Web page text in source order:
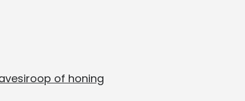
of honing